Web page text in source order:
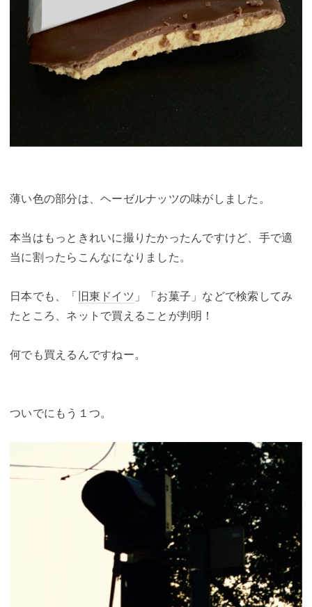
薄い色の部分は、ヘーゼルナッツの味がしました。
本当はもっときれいに撮りたかったんですけど、手で適
当に割ったらこんなになりました。
日本でも、「 旧東ドイツ 」「お菓子」などで検索してみ
たところ、ネットで買えることが判明！
何でも買えるんですねー。
ついでにもう１つ。